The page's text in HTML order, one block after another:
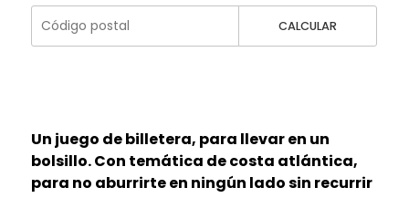
CALCULAR
Un juego de billetera, para llevar en un
bolsillo. Con temática de costa atlántica,
para no aburrirte en ningún lado sin recurrir